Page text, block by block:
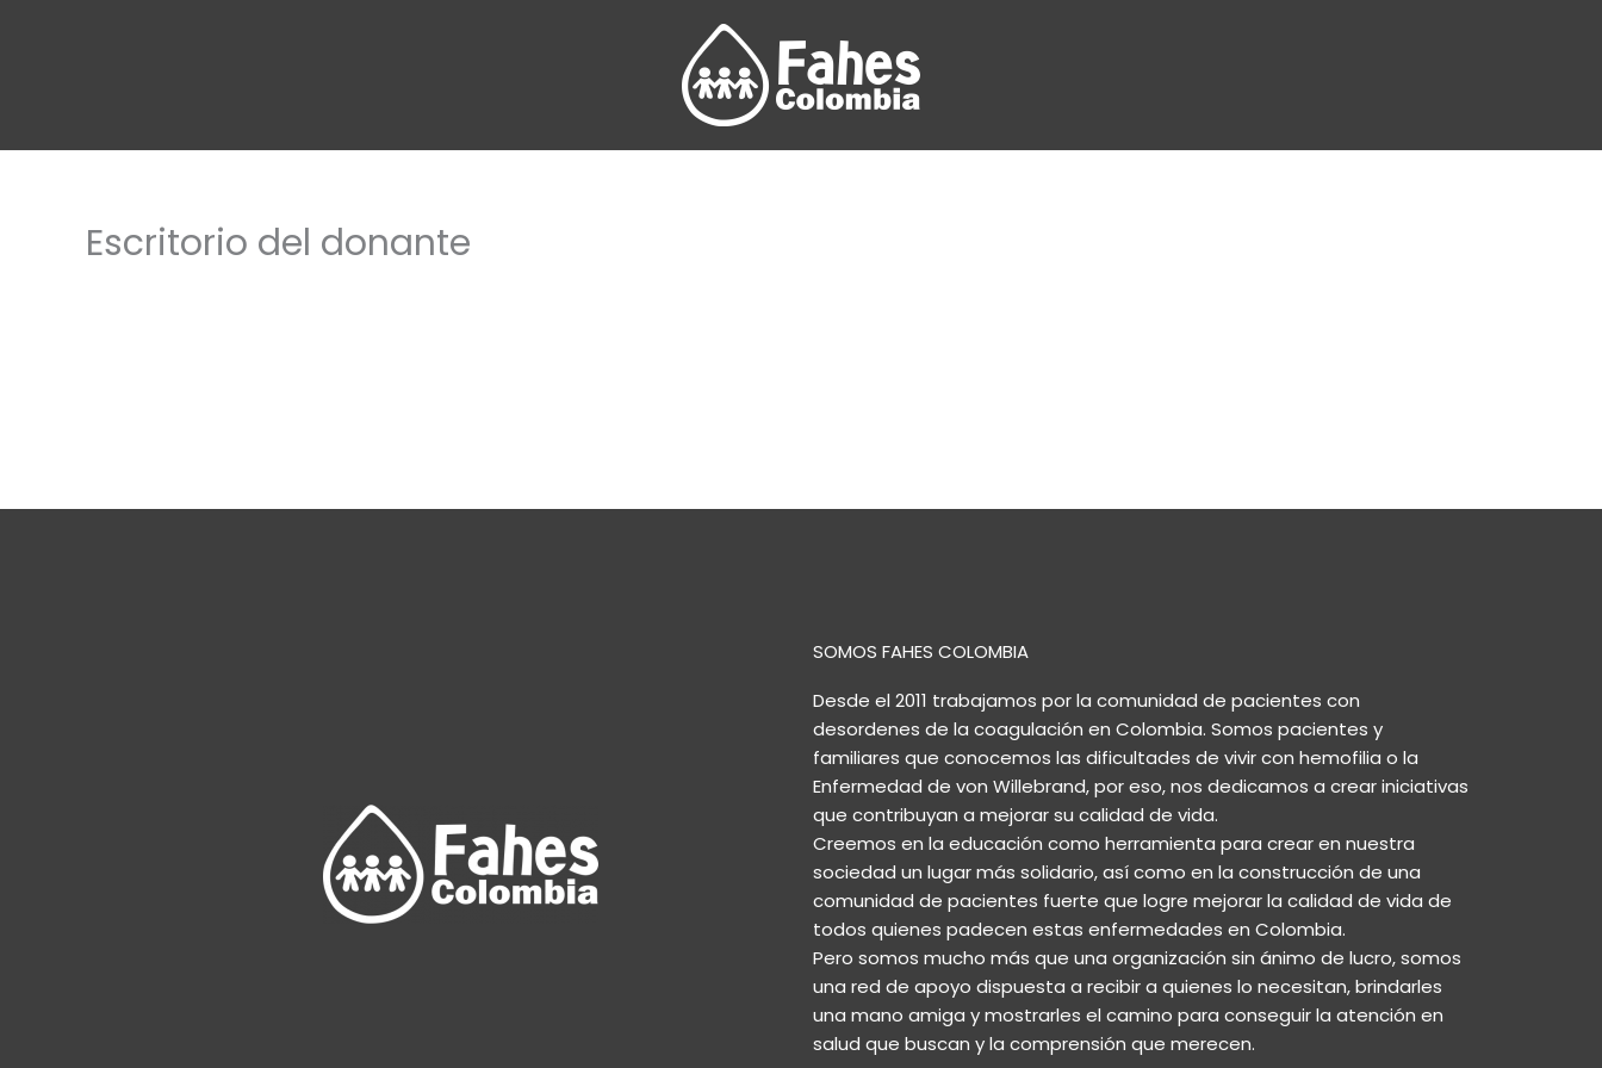
Escritorio del donante
SOMOS FAHES COLOMBIA
Desde el 2011 trabajamos por la comunidad de pacientes con
desordenes de la coagulación en Colombia. Somos pacientes y
familiares que conocemos las dificultades de vivir con hemofilia o la
Enfermedad de von Willebrand, por eso, nos dedicamos a crear iniciativas
que contribuyan a mejorar su calidad de vida.
Creemos en la educación como herramienta para crear en nuestra
sociedad un lugar más solidario, así como en la construcción de una
comunidad de pacientes fuerte que logre mejorar la calidad de vida de
todos quienes padecen estas enfermedades en Colombia.
Pero somos mucho más que una organización sin ánimo de lucro, somos
una red de apoyo dispuesta a recibir a quienes lo necesitan, brindarles
una mano amiga y mostrarles el camino para conseguir la atención en
salud que buscan y la comprensión que merecen.